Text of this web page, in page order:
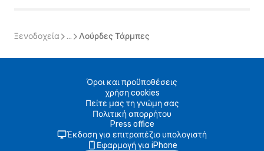
Ξενοδοχεία ... Λούρδες Τάρμπες
Όροι και προϋποθέσεις
χρήση cookies
Πείτε μας τη γνώμη σας
Πολιτική απορρήτου
Press office
Έκδοση για επιτραπέζιο υπολογιστή
Εφαρμογή για iPhone